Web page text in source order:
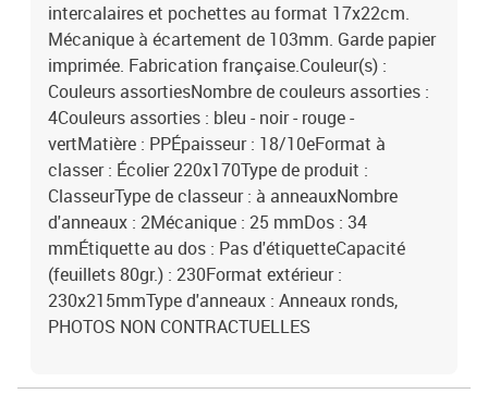
intercalaires et pochettes au format 17x22cm.
Mécanique à écartement de 103mm. Garde papier
imprimée. Fabrication française.Couleur(s) :
Couleurs assortiesNombre de couleurs assorties :
4Couleurs assorties : bleu - noir - rouge -
vertMatière : PPÉpaisseur : 18/10eFormat à
classer : Écolier 220x170Type de produit :
ClasseurType de classeur : à anneauxNombre
d'anneaux : 2Mécanique : 25 mmDos : 34
mmÉtiquette au dos : Pas d'étiquetteCapacité
(feuillets 80gr.) : 230Format extérieur :
230x215mmType d'anneaux : Anneaux ronds,
PHOTOS NON CONTRACTUELLES